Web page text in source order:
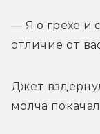
— Я о грехе и
отличие от
Джет
молча